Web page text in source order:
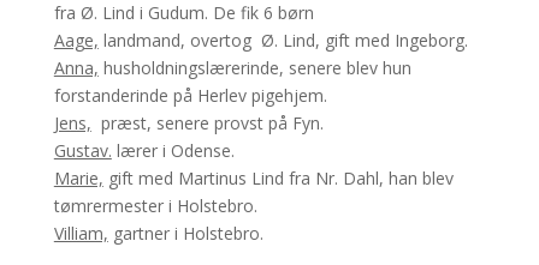
fra Ø. Lind i Gudum. De fik 6 børn
Aage, landmand, overtog Ø. Lind, gift med Ingeborg.
Anna, husholdningslærerinde, senere blev hun
forstanderinde på Herlev pigehjem.
Jens, præst, senere provst på Fyn.
Gustav. lærer i Odense.
Marie, gift med Martinus Lind fra Nr. Dahl, han blev
tømrermester i Holstebro.
Villiam, gartner i Holstebro.